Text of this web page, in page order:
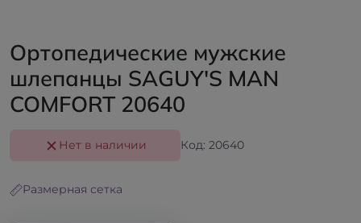
Ортопедические мужские
шлепанцы SAGUY'S MAN
COMFORT 20640
Нет в наличии Код: 20640
Размерная сетка